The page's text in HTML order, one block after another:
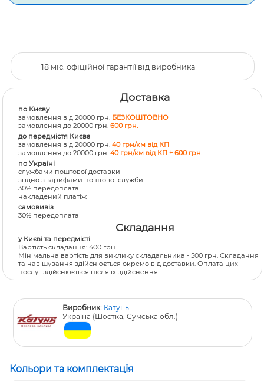
18 міс. офіційної гарантії від виробника
Доставка
по Києву
замовлення від 20000 грн. БЕЗКОШТОВНО
замовлення до 20000 грн.600 грн.
до передмістя Києва
замовлення від 20000 грн.40 грн/км від КП
замовлення до 20000 грн.40 грн/км від КП + 600 грн.
по Україні
службами поштової доставки
згідно з тарифами поштової служби
30% передоплата
накладений платіж
самовивіз
30% передоплата
Складання
у Києві та передмісті
Вартість складання: 400 грн.
Мінімальна вартість для виклику складальника - 500 грн. Складання
та навішування здійснюється окремо від доставки. Оплата цих
послуг здійснюється після їх здійснення.
Виробник: Катунь
Україна (Шостка, Сумська обл.)
Кольори та комплектація